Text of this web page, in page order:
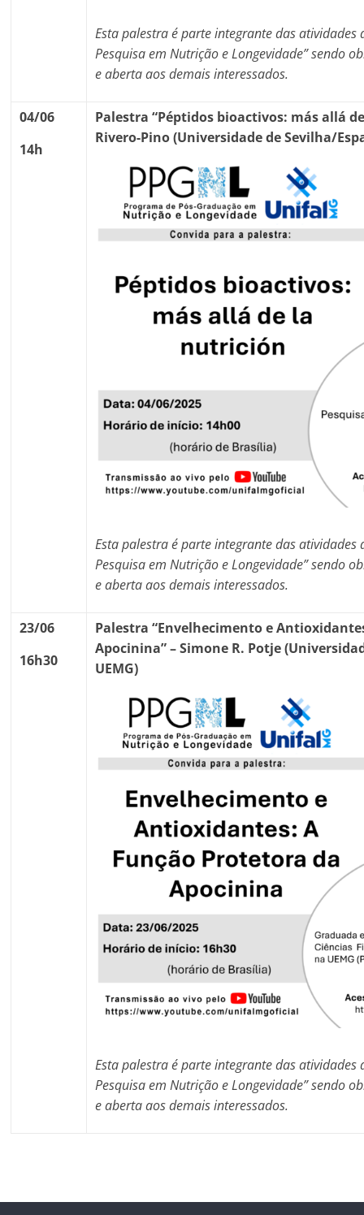
Esta palestra é parte integrante das atividades
Pesquisa em Nutrição e Longevidade” sendo
e aberta aos demais interessados.
04/06
14h
Palestra “Péptidos bioactivos: más allá
Rivero-Pino (Universidade de Sevilha/
Esta palestra é parte integrante das atividades
Pesquisa em Nutrição e Longevidade” sendo
e aberta aos demais interessados.
23/06
16h30
Palestra “Envelhecimento e
Apocinina” – Simone R. Potje
UEMG)
Esta palestra é parte integrante das atividades
Pesquisa em Nutrição e Longevidade” sendo
e aberta aos demais interessados.